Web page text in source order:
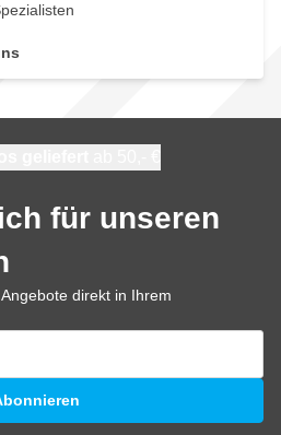
für unseren
direkt in Ihrem